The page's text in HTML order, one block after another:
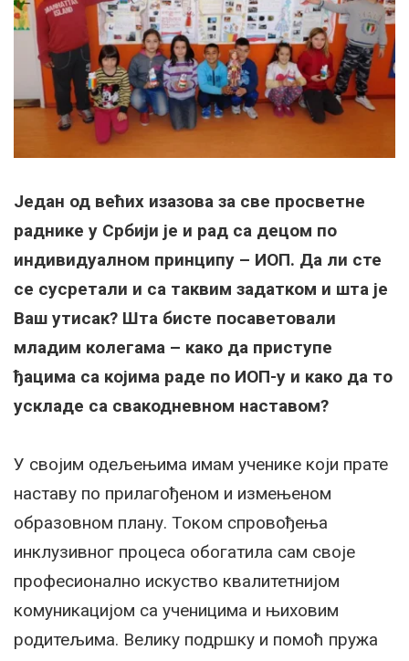
Један од већих изазова за све просветне
раднике у Србији је и рад са децом по
индивидуалном принципу – ИОП. Да ли сте
се сусретали и са таквим задатком и шта је
Ваш утисак? Шта бисте посаветовали
младим колегама – како да приступе
ђацима са којима раде по ИОП-у и како да то
ускладе са свакодневном наставом?
У својим одељењима имам ученике који прате
наставу по прилагођеном и измењеном
образовном плану. Током спровођења
инклузивног процеса обогатила сам своје
професионално искуство квалитетнијом
комуникацијом са ученицима и њиховим
родитељима. Велику подршку и помоћ пружа